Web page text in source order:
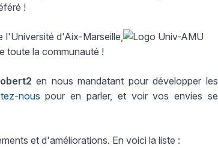
!
l'Université d'Aix-Marseille,
toute la communauté !
en nous mandatant pour développer les
nous pour en parler, et voir vos envies se
et d'améliorations. En voici la liste :